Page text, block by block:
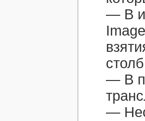
— В
— В
—